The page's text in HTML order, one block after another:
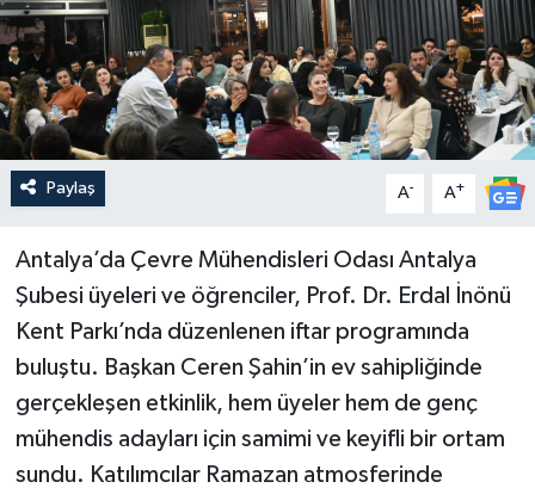
Paylaş A- A+
Antalya’da Çevre Mühendisleri Odası Antalya
Şubesi üyeleri ve öğrenciler, Prof. Dr. Erdal İnönü
Kent Parkı’nda düzenlenen iftar programında
buluştu. Başkan Ceren Şahin’in ev sahipliğinde
gerçekleşen etkinlik, hem üyeler hem de genç
mühendis adayları için samimi ve keyifli bir ortam
sundu. Katılımcılar Ramazan atmosferinde
Resmi İlan
Sağlık & Yaşam
Siyaset
Spor